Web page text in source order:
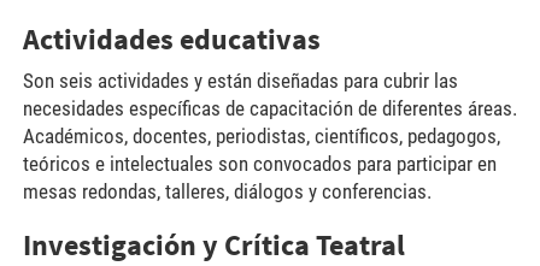
Actividades educativas
Son seis actividades y están diseñadas para cubrir las
necesidades específicas de capacitación de diferentes áreas.
Académicos, docentes, periodistas, científicos, pedagogos,
teóricos e intelectuales son convocados para participar en
mesas redondas, talleres, diálogos y conferencias.
Investigación y Crítica Teatral